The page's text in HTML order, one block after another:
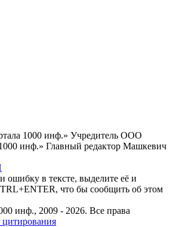
1000 инф.» Учредитель ООО
инф.» Главный редактор Машкевич
в тексте, выделите её и
что бы сообщить об этом
инф., 2009 - 2026. Все права